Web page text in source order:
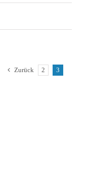
Zurück 2 3